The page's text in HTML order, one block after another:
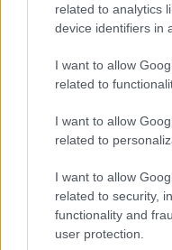
related to analytics
device identifiers in
I want to allow
related to
I want to allow
related to
I want to allow
related to security,
functionality and
user protection.
Pont tíz éve jelent
Slayeralbum, ami így